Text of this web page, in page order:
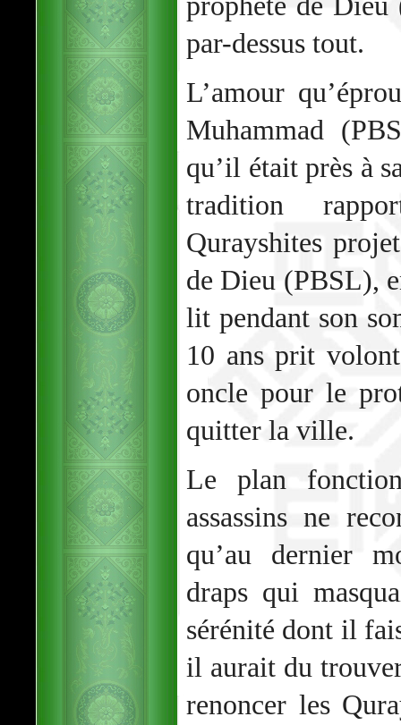
par-dessus tout.
L’amour
Muhammad
qu’il était près à
tradition
Qurayshites
de Dieu (PBSL),
lit pendant son
10 ans prit
oncle pour le
quitter la ville.
Le plan
assassins ne
qu’au dernier
draps qui
sérénité dont il
il aurait du
renoncer les